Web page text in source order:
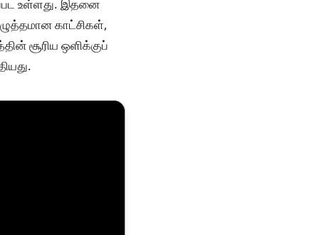
உள்ளது. இதனை
காட்சிகள்,
சூரிய ஒளிக்குப்